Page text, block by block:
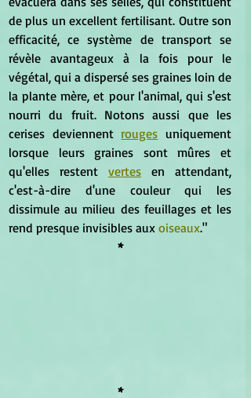
de plus un excellent fertilisant. Outre son
efficacité, ce système de transport se
révèle avantageux à la fois pour le
végétal, qui a dispersé ses graines loin de
la plante mère, et pour l'animal, qui s'est
nourri du fruit. Notons aussi que les
cerises deviennent rouges uniquement
lorsque leurs graines sont mûres et
qu'elles restent vertes en attendant,
c'est-à-dire d'une couleur qui les
dissimule au milieu des feuillages et les
rend presque invisibles aux oiseaux."
*
*